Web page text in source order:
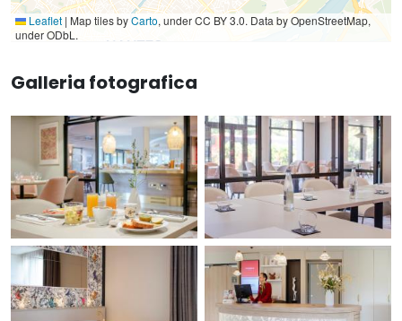
Leaflet | Map tiles byCarto, under CC BY 3.0. Data by OpenStreetMap,
under ODbL.
Galleria fotografica